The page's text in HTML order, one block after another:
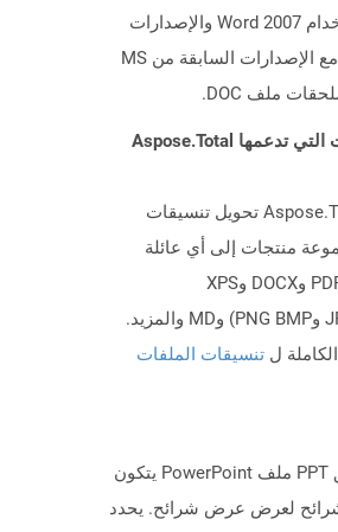
ملفات DOCX باستخدام Word 2007 والإصدارات
الجانبية ولكن ليس مع الإصدارات السابقة من MS
ما تنسيقات الملفات التي تدعمها Aspose.Total
يمكن لـ Aspose.Total Cloud تحويل تنسيقات
منتجات إلى أي عائلة
منتجات أخرى إلى PDF وDOCX وXPS
وimage(TIFF وJPEG وPNG BMP) وMD والمزيد.
ل تنسيقات الملفات
يمثل ملف مع ملحق PPT ملف PowerPoint يتكون
لعرض عرض شرائح. يحدد